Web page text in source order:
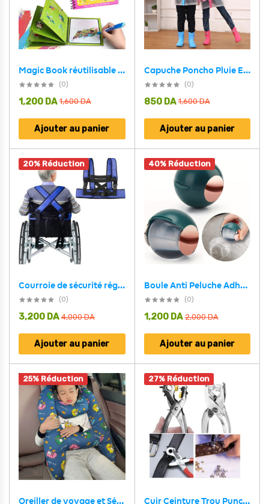
Magic Book réutilisable avec des dessins animés pour enfants et un stylo à eau
(0)
1,600DA
1,200 DA
Ajouter au panier
Capuche Poncho Pluie Enfant Impermeable Anti Pluie V3
(0)
1,600DA
850 DA
Ajouter au panier
20% Réduction
Courroie de sécurité réglable pour chaise roulant anti-chute
(0)
4,000DA
3,200 DA
Ajouter au panier
40% Réduction
Boule Anti Peluche Adhesif en Gel Portable multifonctionnelle pour Vêtements,Canapé,Voiture et animaux
(0)
2,000DA
1,200 DA
Ajouter au panier
25% Réduction
Oreiller de voyage et Sécurité pour enfant et adulte, support de tête en forme de H
27% Réduction
Cuir Ceinture Trou Punch + Bouton Pression Outil Kit